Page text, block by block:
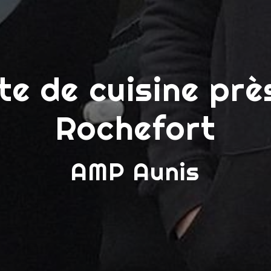
de cuisine
Rochefort
AMP Aunis